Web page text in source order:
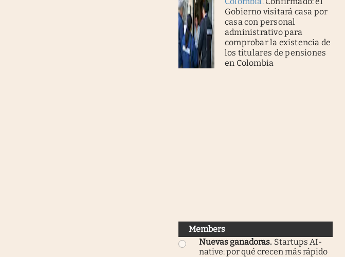
Gobierno visitará casa por
casa con personal
administrativo para
comprobar la existencia de
los titulares de pensiones
en Colombia
Members
Nuevas ganadoras. Startups AI-
native: por qué crecen más rápido